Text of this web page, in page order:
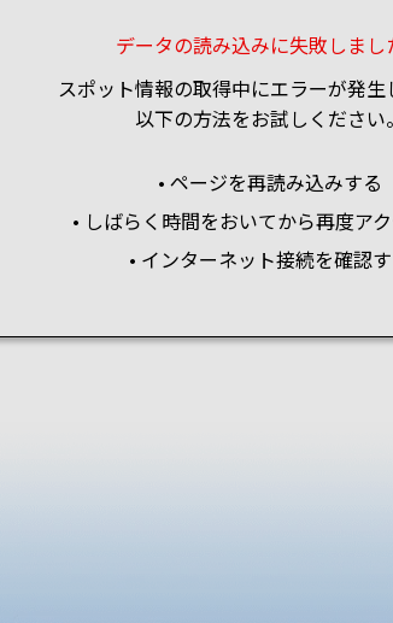
データの読み込みに失敗しまし
スポット情報の取得中にエラーが発生
以下の方法をお試しください。
• ページを再読み込みする
• しばらく時間をおいてから再度ア
• インターネット接続を確認